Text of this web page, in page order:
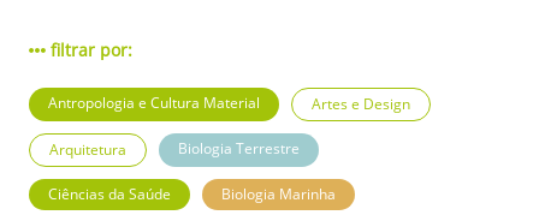
filtrar por:
Antropologia e Cultura Material Artes e Design
Arquitetura Biologia Terrestre
Ciências da Saúde Biologia Marinha